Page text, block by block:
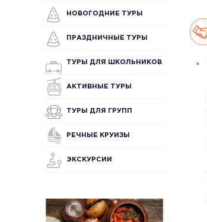
НОВОГОДНИЕ ТУРЫ
ПРАЗДНИЧНЫЕ ТУРЫ
ТУРЫ ДЛЯ ШКОЛЬНИКОВ
АКТИВНЫЕ ТУРЫ
ТУРЫ ДЛЯ ГРУПП
РЕЧНЫЕ КРУИЗЫ
ЭКСКУРСИИ